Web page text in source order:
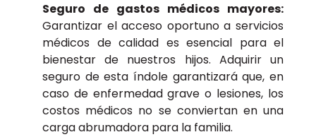
Seguro de gastos médicos mayores:
Garantizar el acceso oportuno a servicios
médicos de calidad es esencial para el
bienestar de nuestros hijos. Adquirir un
seguro de esta índole garantizará que, en
caso de enfermedad grave o lesiones, los
costos médicos no se conviertan en una
carga abrumadora para la familia.